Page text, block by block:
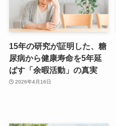
15年の研究が証明した、糖
尿病から健康寿命を5年延
ばす「余暇活動」の真実
2026年4月16日